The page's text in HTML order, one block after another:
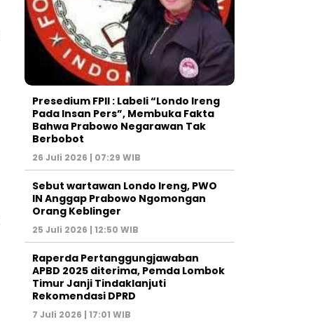
Presedium FPII : Labeli “Londo Ireng
Pada Insan Pers”, Membuka Fakta
Bahwa Prabowo Negarawan Tak
Berbobot
26 Juli 2026 | 07:29 WIB
Sebut wartawan Londo Ireng, PWO
IN Anggap Prabowo Ngomongan
Orang Keblinger
25 Juli 2026 | 12:50 WIB
Raperda Pertanggungjawaban
APBD 2025 diterima, Pemda Lombok
Timur Janji Tindaklanjuti
Rekomendasi DPRD
7 Juli 2026 | 17:01 WIB